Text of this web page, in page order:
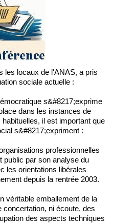
sociale actuelle :
s&#8217;exprime
dans les instances de
il est important que
s&#8217;expriment :
professionnelles
public par son analyse du
les orientations libérales
depuis la rentrée 2003.
véritable emballement de la
ni écoute, des
des aspects techniques